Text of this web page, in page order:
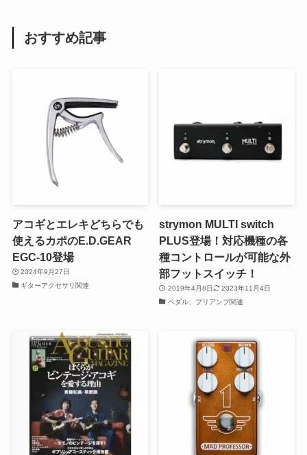
おすすめ記事
アコギとエレキどちらでも
使えるカポのE.D.GEAR
EGC-10登場
2024年9月27日
ギターアクセサリ関連
strymon MULTI switch
PLUS登場！対応機種の各
種コントロールが可能な外
部フットスイッチ！
2019年4月8日
2023年11月4日
ペダル、プリアンプ関連